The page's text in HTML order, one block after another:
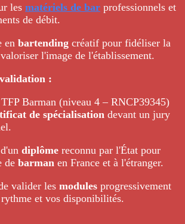
les matériels de bar professionnels et
de débit.
en bartending créatif pour fidéliser la
l'image de l'établissement.
:
TFP Barman (niveau 4 – RNCP39345)
de spécialisation devant un jury
diplôme reconnu par l'État pour
de barman en France et à l'étranger.
valider les modules progressivement
et vos disponibilités.